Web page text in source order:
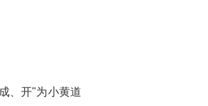
、开"为小黄道